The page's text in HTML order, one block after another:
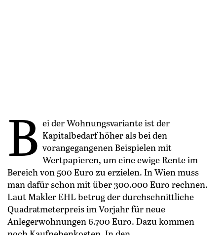
B ei der Wohnungsvariante ist der
Kapitalbedarf höher als bei den
vorangegangenen Beispielen mit
Wertpapieren, um eine ewige Rente im
Bereich von 500 Euro zu erzielen. In Wien muss
man dafür schon mit über 300.000 Euro rechnen.
Laut Makler EHL betrug der durchschnittliche
Quadratmeterpreis im Vorjahr für neue
Anlegerwohnungen 6.700 Euro. Dazu kommen